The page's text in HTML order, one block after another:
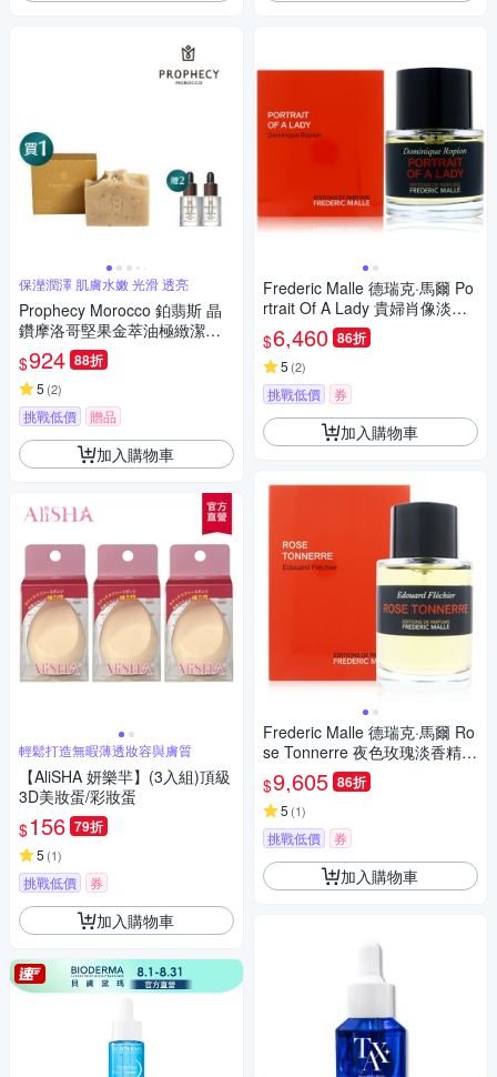
保溼潤澤 肌膚水嫩 光滑 透亮
Prophecy Morocco 鉑翡斯 晶
鑽摩洛哥堅果金萃油極緻潔顏
皂 120g(洗顏/去角質)
$924 88折
5 (2)
挑戰低價 贈品
加入購物車
輕鬆打造無暇薄透妝容與膚質
【AliSHA 妍樂羋】(3入組)頂級
3D美妝蛋/彩妝蛋
$156 79折
5 (1)
挑戰低價 券
加入購物車
Frederic Malle 德瑞克·馬爾 Po
rtrait Of A Lady 貴婦肖像淡香
精 EDP 50ml
$6,460 86折
5 (2)
挑戰低價 券
加入購物車
Frederic Malle 德瑞克·馬爾 Ro
se Tonnerre 夜色玫瑰淡香精 E
DP 100ml (平行輸入)
$9,605 86折
5 (1)
挑戰低價 券
加入購物車